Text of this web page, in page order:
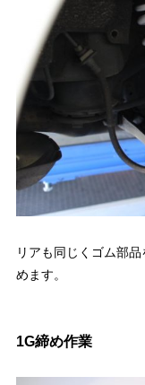
リアも同じくゴム部
めます。
1G締め作業